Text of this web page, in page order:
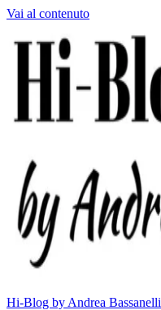
Vai al contenuto
Hi-Blog by Andrea Bassanelli